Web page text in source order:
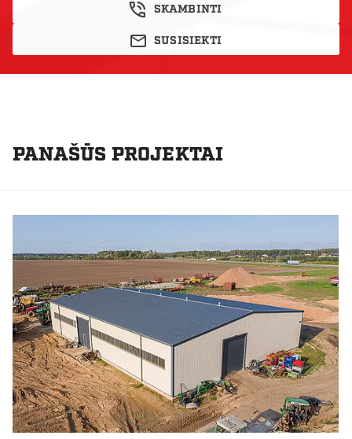
SKAMBINTI
SUSISIEKTI
PANAŠŪS PROJEKTAI